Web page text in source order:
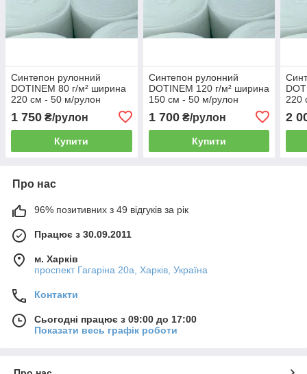
Синтепон рулонний
DOTINEM 80 г/м² ширина
220 см - 50 м/рулон
1 750 ₴/рулон
Купити
Синтепон рулонний
DOTINEM 120 г/м² ширина
150 см - 50 м/рулон
1 700₴/рулон
Купити
220
2
Про нас
96% позитивних з 49 відгуків за рік
Працює з 30.09.2011
м. Харків
проспект Гагаріна 20а, Харків, Україна
Контакти
Сьогодні працює з 09:00 до 17:00
Показати весь графік роботи